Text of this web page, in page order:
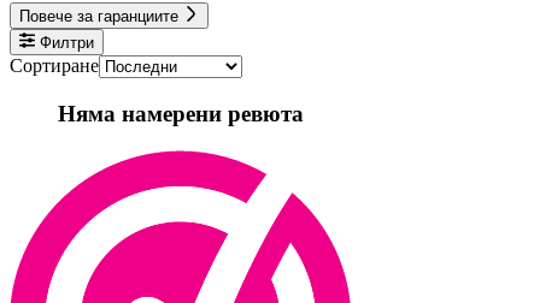
Повече за гаранциите
Филтри
Сортиране
Няма намерени ревюта